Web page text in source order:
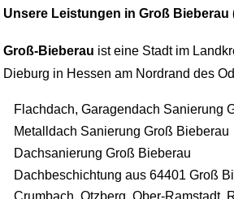
Unsere Leistungen in Groß Bieberau
Groß-Bieberau ist eine Stadt im
Dieburg in Hessen am Nordrand des
Flachdach, Garagendach Sanierung
Metalldach Sanierung Groß Bieberau
Dachsanierung Groß Bieberau
Dachbeschichtung aus 64401 Groß